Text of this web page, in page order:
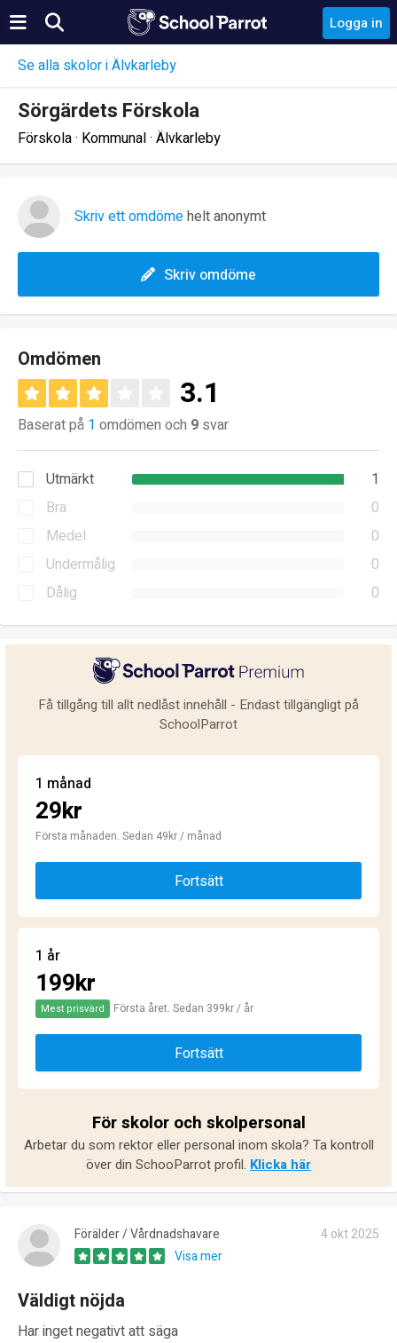
Logga in
Se alla skolor i Älvkarleby
Sörgärdets Förskola
Förskola · Kommunal · Älvkarleby
Skriv ett omdömehelt anonymt
Skriv omdöme
Omdömen
3.1
Baserat på 1 omdömen och 9 svar
Utmärkt
1
Bra
0
Medel
0
Undermålig
0
Dålig
0
Få tillgång till allt nedlåst innehåll - Endast tillgängligt på
SchoolParrot
1 månad
29kr
Första månaden. Sedan 49kr / månad
Fortsätt
1 år
199kr
Mest prisvärd Första året. Sedan 399kr / år
Fortsätt
För skolor och skolpersonal
Arbetar du som rektor eller personal inom skola? Ta kontroll
över din SchooParrot profil. Klicka här
Förälder / Vårdnadshavare
4 okt 2025
Visa mer
Väldigt nöjda
Har inget negativt att säga